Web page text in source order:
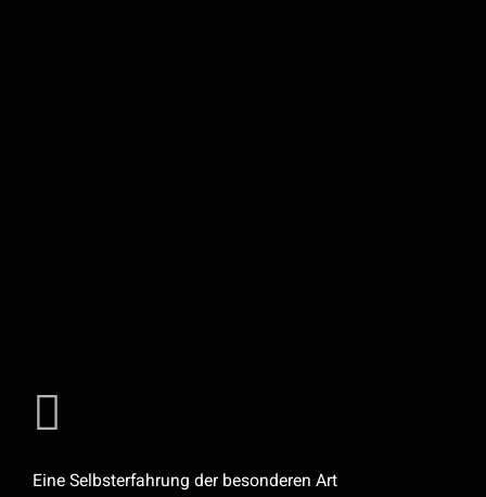
Eine Selbsterfahrung der besonderen Art